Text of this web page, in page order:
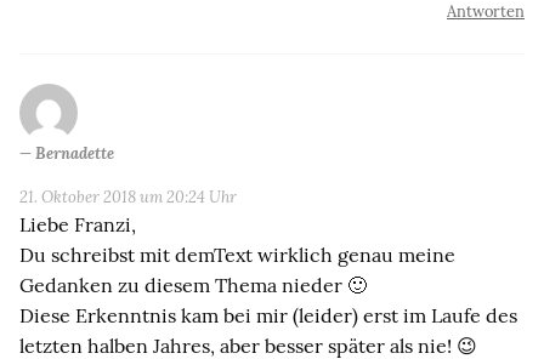
Antworten
Bernadette
21. Oktober 2018 um 20:24 Uhr
Liebe Franzi,
Du schreibst mit demText wirklich genau meine
Gedanken zu diesem Thema nieder 🙂
Diese Erkenntnis kam bei mir (leider) erst im Laufe des
letzten halben Jahres, aber besser später als nie! 😉